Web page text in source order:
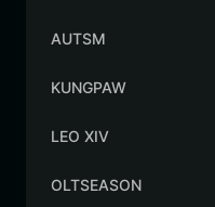
AUTSM
KUNGPAW
LEO XIV
OLTSEASON